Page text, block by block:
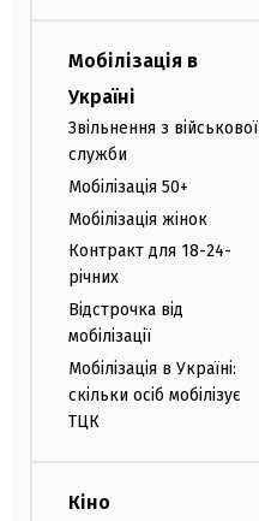
Мобілізація в
Україні
Звільнення з військової
служби
Мобілізація 50+
Мобілізація жінок
Контракт для 18-24-
річних
Відстрочка від
мобілізації
Мобілізація в Україні:
скільки осіб мобілізує
ТЦК
Кіно